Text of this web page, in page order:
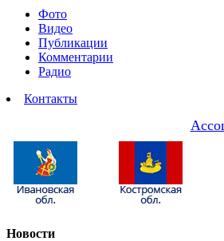
Фото
Видео
Публикации
Комментарии
Радио
Контакты
Новости